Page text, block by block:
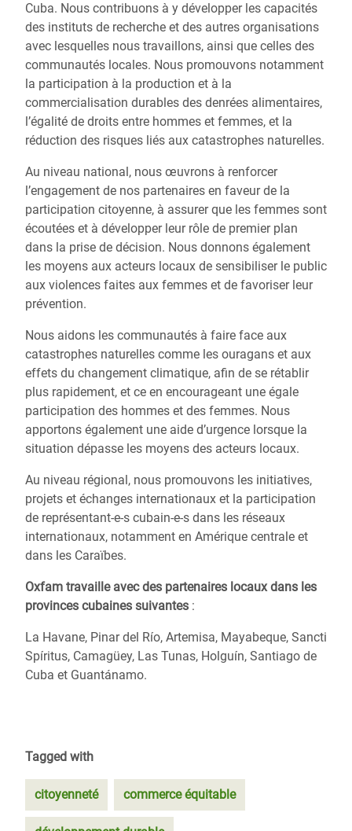
Cuba. Nous contribuons à y développer les capacités
des instituts de recherche et des autres organisations
avec lesquelles nous travaillons, ainsi que celles des
communautés locales. Nous promouvons notamment
la participation à la production et à la
commercialisation durables des denrées alimentaires,
l’égalité de droits entre hommes et femmes, et la
réduction des risques liés aux catastrophes naturelles.
Au niveau national, nous œuvrons à renforcer
l’engagement de nos partenaires en faveur de la
participation citoyenne, à assurer que les femmes sont
écoutées et à développer leur rôle de premier plan
dans la prise de décision. Nous donnons également
les moyens aux acteurs locaux de sensibiliser le public
aux violences faites aux femmes et de favoriser leur
prévention.
Nous aidons les communautés à faire face aux
catastrophes naturelles comme les ouragans et aux
effets du changement climatique, afin de se rétablir
plus rapidement, et ce en encourageant une égale
participation des hommes et des femmes. Nous
apportons également une aide d’urgence lorsque la
situation dépasse les moyens des acteurs locaux.
Au niveau régional, nous promouvons les initiatives,
projets et échanges internationaux et la participation
de représentant-e-s cubain-e-s dans les réseaux
internationaux, notamment en Amérique centrale et
dans les Caraïbes.
Oxfam travaille avec des partenaires locaux dans les
provinces cubaines suivantes :
La Havane, Pinar del Río, Artemisa, Mayabeque, Sancti
Spíritus, Camagüey, Las Tunas, Holguín, Santiago de
Cuba et Guantánamo.
Tagged with
citoyenneté commerce équitable